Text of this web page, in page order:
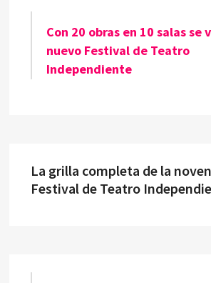
Con 20 obras en 10 salas se
nuevo Festival de Teatro
Independiente
La grilla completa de la
Festival de Teatro